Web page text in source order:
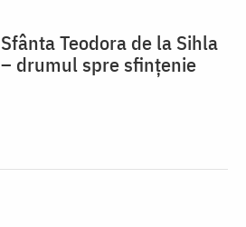
Sfânta Teodora de la Sihla
– drumul spre sfințenie